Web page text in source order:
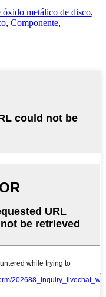
óxido metálico de disco,
, Componente,